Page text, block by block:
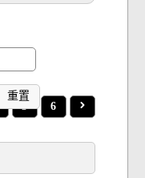
重置
5 6